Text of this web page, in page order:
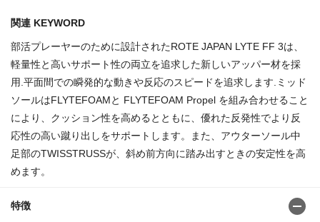
関連 KEYWORD
部活プレーヤーのために設計されたROTE JAPAN LYTE FF 3は、
軽量性と高いサポート性の両立を追求した新しいアッパー材を採
用.平面間での瞬発的な動きや反応のスピードを追求します.ミッド
ソールはFLYTEFOAMと FLYTEFOAM Propel を組み合わせること
により、クッション性を高めるとともに、優れた反発性でより反
応性の高い蹴り出しをサポートします。また、アウターソール中
足部のTWISSTRUSSが、斜め前方向に踏み出すときの安定性を高
めます。
特徴